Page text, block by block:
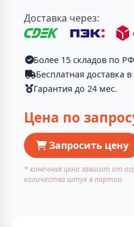
Доставка через:
Более 15 складов по РФ
Бесплатная доставка
Гарантия до 24 мес.
Цена по
Запросить цену
* конечная цена зависит от
количества штук в партии